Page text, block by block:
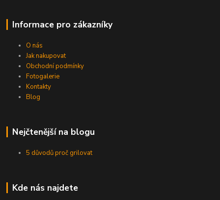
Informace pro zákazníky
O nás
Jak nakupovat
Obchodní podmínky
Fotogalerie
Kontakty
Blog
Nejčtenější na blogu
5 důvodů proč grilovat
Kde nás najdete